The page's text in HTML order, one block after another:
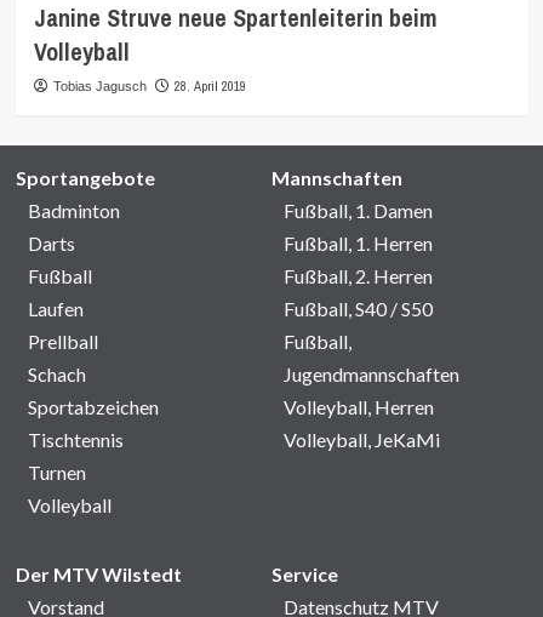
Janine Struve neue Spartenleiterin beim
Volleyball
Tobias Jagusch 28. April 2019
Sportangebote
Badminton
Darts
Fußball
Laufen
Prellball
Schach
Sportabzeichen
Tischtennis
Turnen
Volleyball
Mannschaften
Fußball, 1. Damen
Fußball, 1. Herren
Fußball, 2. Herren
Fußball, S40 / S50
Fußball,
Jugendmannschaften
Volleyball, Herren
Volleyball, JeKaMi
Der MTV Wilstedt
Vorstand
Service
Datenschutz MTV